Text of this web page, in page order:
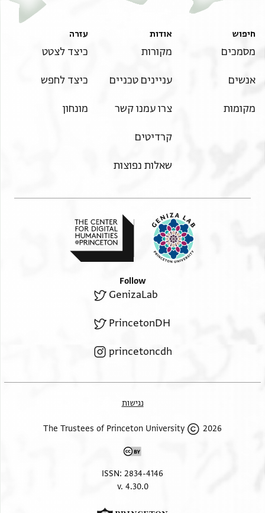
חיפוש
מסמכים
אנשים
מקומות
אודות
מקורות
עניינים טכניים
צרו עמנו קשר
קרדיטים
שאלות נפוצות
עזרה
כיצד לצטט
כיצד לחפש
מונחון
Follow
GenizaLab
PrincetonDH
princetoncdh
נגישות
2026 The Trustees of Princeton University
ISSN: 2834-4146
v. 4.30.0